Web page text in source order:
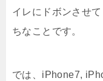
イレにドボンさせ
ちなことです。
では、iPhone7,